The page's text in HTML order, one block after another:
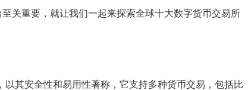
关重要，就让我们一起来探索全球十大数字货币交易所
其安全性和易用性著称，它支持多种货币交易，包括比